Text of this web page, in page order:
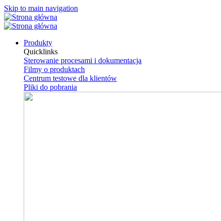
Skip to main navigation
Produkty
Quicklinks
Sterowanie procesami i dokumentacja
Filmy o produktach
Centrum testowe dla klientów
Pliki do pobrania